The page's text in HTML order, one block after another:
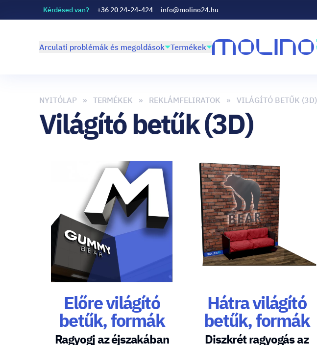
Kérdésed van? +36 20 24-24-424 info@molino24.hu
Arculati problémák és megoldások Termékek
NYITÓLAP TERMÉKEK REKLÁMFELIRATOK VILÁGÍTÓ BETŰK (3D)
Világító betűk (3D)
Előre világító
betűk, formák
Ragyogj az éjszakában
Hátra világító
betűk, formák
Diszkrét ragyogás az